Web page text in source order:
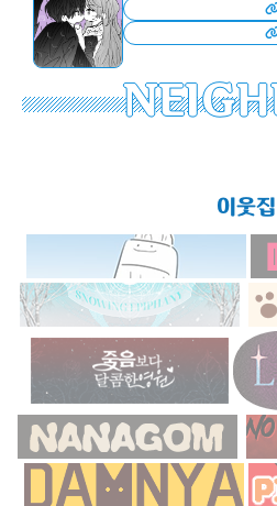
이웃집